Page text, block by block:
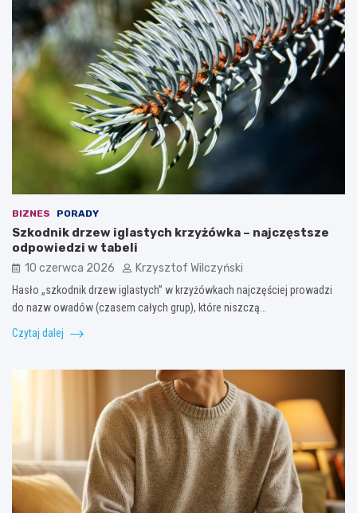
BIZNES PORADY
Szkodnik drzew iglastych krzyżówka – najczęstsze
odpowiedzi w tabeli
10 czerwca 2026 Krzysztof Wilczyński
Hasło „szkodnik drzew iglastych” w krzyżówkach najczęściej prowadzi
do nazw owadów (czasem całych grup), które niszczą…
Czytaj dalej